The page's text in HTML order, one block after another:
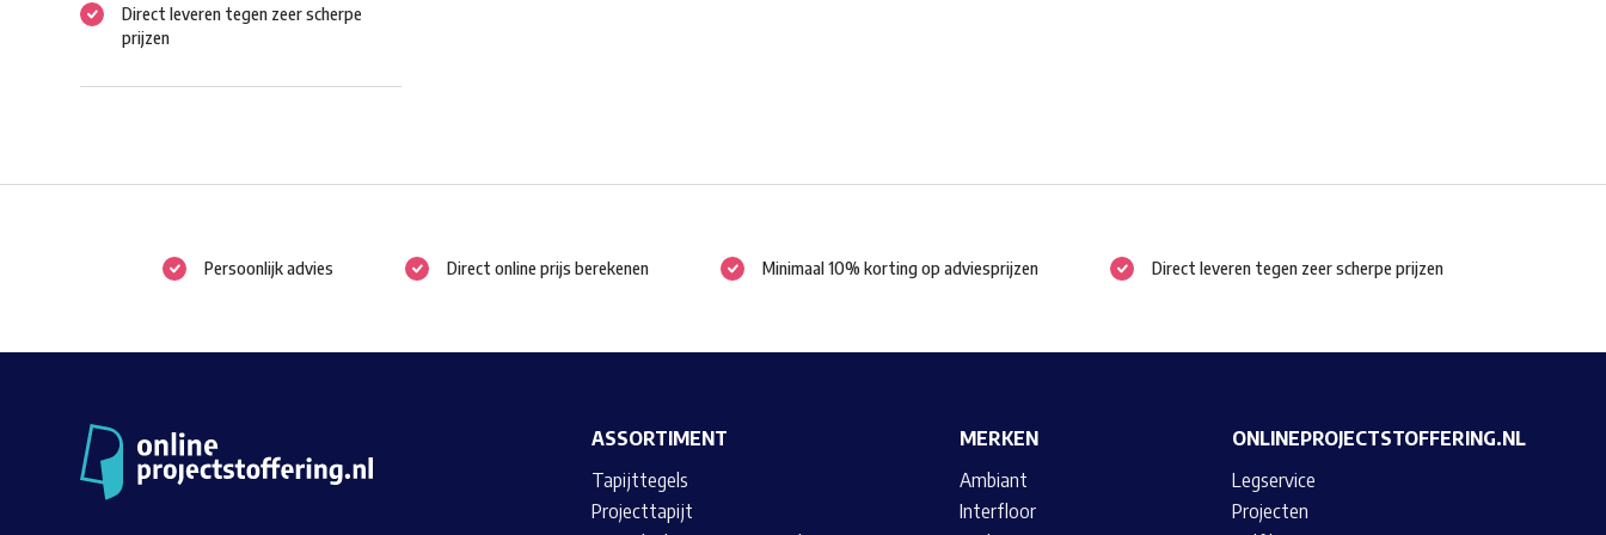
Direct leveren tegen zeer scherpe
prijzen
Persoonlijk advies Direct online prijs berekenen Minimaal 10% korting op adviesprijzen Direct leveren tegen zeer scherpe prijzen
ASSORTIMENT
Tapijttegels
Projecttapijt
MERKEN
Ambiant
Interfloor
ONLINEPROJECTSTOFFERING.NL
Legservice
Projecten